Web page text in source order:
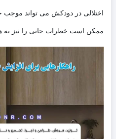
اختلالی در دودکش می تواند موجب
ممکن است خطرات جانی را نیز به